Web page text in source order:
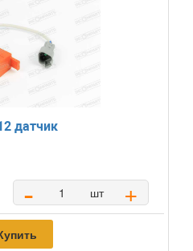
датчик
- шт +